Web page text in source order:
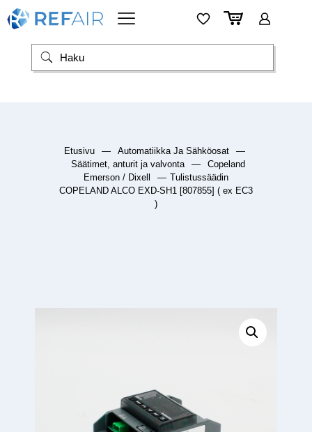
Etusivu — Automatiikka Ja Sähköosat
—
Säätimet, anturit ja valvonta
—
Copeland
Emerson / Dixell
— Tulistussäädin
COPELAND ALCO EXD-SH1 [807855] ( ex EC3
)